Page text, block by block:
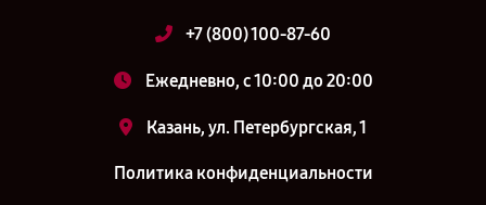
+7 (800) 100-87-60
Ежедневно, с 10:00 до 20:00
Казань, ул. Петербургская, 1
Политика конфиденциальности